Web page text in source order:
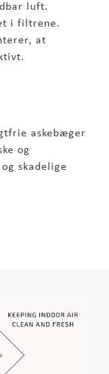
luft.
i filtrene.
at
askebæger
og
skadelige